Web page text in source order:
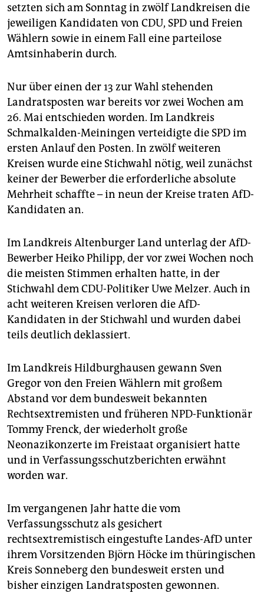
setzten sich am Sonntag in zwölf Landkreisen die
jeweiligen Kandidaten von CDU, SPD und Freien
Wählern sowie in einem Fall eine parteilose
Amtsinhaberin durch.
Nur über einen der 13 zur Wahl stehenden
Landratsposten war bereits vor zwei Wochen am
26. Mai entschieden worden. Im Landkreis
Schmalkalden-Meiningen verteidigte die SPD im
ersten Anlauf den Posten. In zwölf weiteren
Kreisen wurde eine Stichwahl nötig, weil zunächst
keiner der Bewerber die erforderliche absolute
Mehrheit schaffte – in neun der Kreise traten AfD-
Kandidaten an.
Im Landkreis Altenburger Land unterlag der AfD-
Bewerber Heiko Philipp, der vor zwei Wochen noch
die meisten Stimmen erhalten hatte, in der
Stichwahl dem CDU-Politiker Uwe Melzer. Auch in
acht weiteren Kreisen verloren die AfD-
Kandidaten in der Stichwahl und wurden dabei
teils deutlich deklassiert.
Im Landkreis Hildburghausen gewann Sven
Gregor von den Freien Wählern mit großem
Abstand vor dem bundesweit bekannten
Rechtsextremisten und früheren NPD-Funktionär
Tommy Frenck, der wiederholt große
Neonazikonzerte im Freistaat organisiert hatte
und in Verfassungsschutzberichten erwähnt
worden war.
Im vergangenen Jahr hatte die vom
Verfassungsschutz als gesichert
rechtsextremistisch eingestufte Landes-AfD unter
ihrem Vorsitzenden Björn Höcke im thüringischen
Kreis Sonneberg den bundesweit ersten und
bisher einzigen Landratsposten gewonnen.